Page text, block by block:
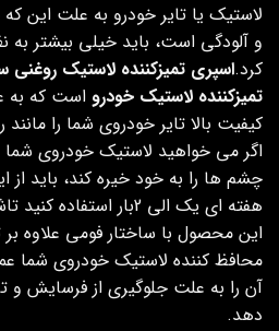
لاستیک یا تایر خودرو به علت این
و آلودگی است، باید خیلی بیشتر
کرد.اسپری تمیزکننده لاستیک روغنی
تمیزکننده لاستیک خودرو است که به
کیفیت بالا تایر خودروی شما را
اگر می خواهید لاستیک خودروی
چشم ها را به خود خیره کند، باید
هفته ای یک الی 2بار استفاده کنید تاشاهد زیبایی آن شوید.
این محصول با ساختار فومی علاوه بر
محافظ کننده لاستیک خودروی شما
آن را به علت جلوگیری از فرسایش
دهد.